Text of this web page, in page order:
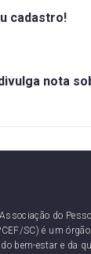
cadastro!
nota
do
SC) é um
bem-estar e da